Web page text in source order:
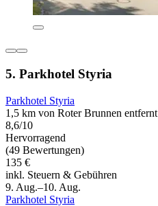
5. Parkhotel Styria
Parkhotel Styria
1,5 km von Roter Brunnen entfernt
8,6/10
Hervorragend
(49 Bewertungen)
135 €
inkl. Steuern & Gebühren
9. Aug.–10. Aug.
Parkhotel Styria